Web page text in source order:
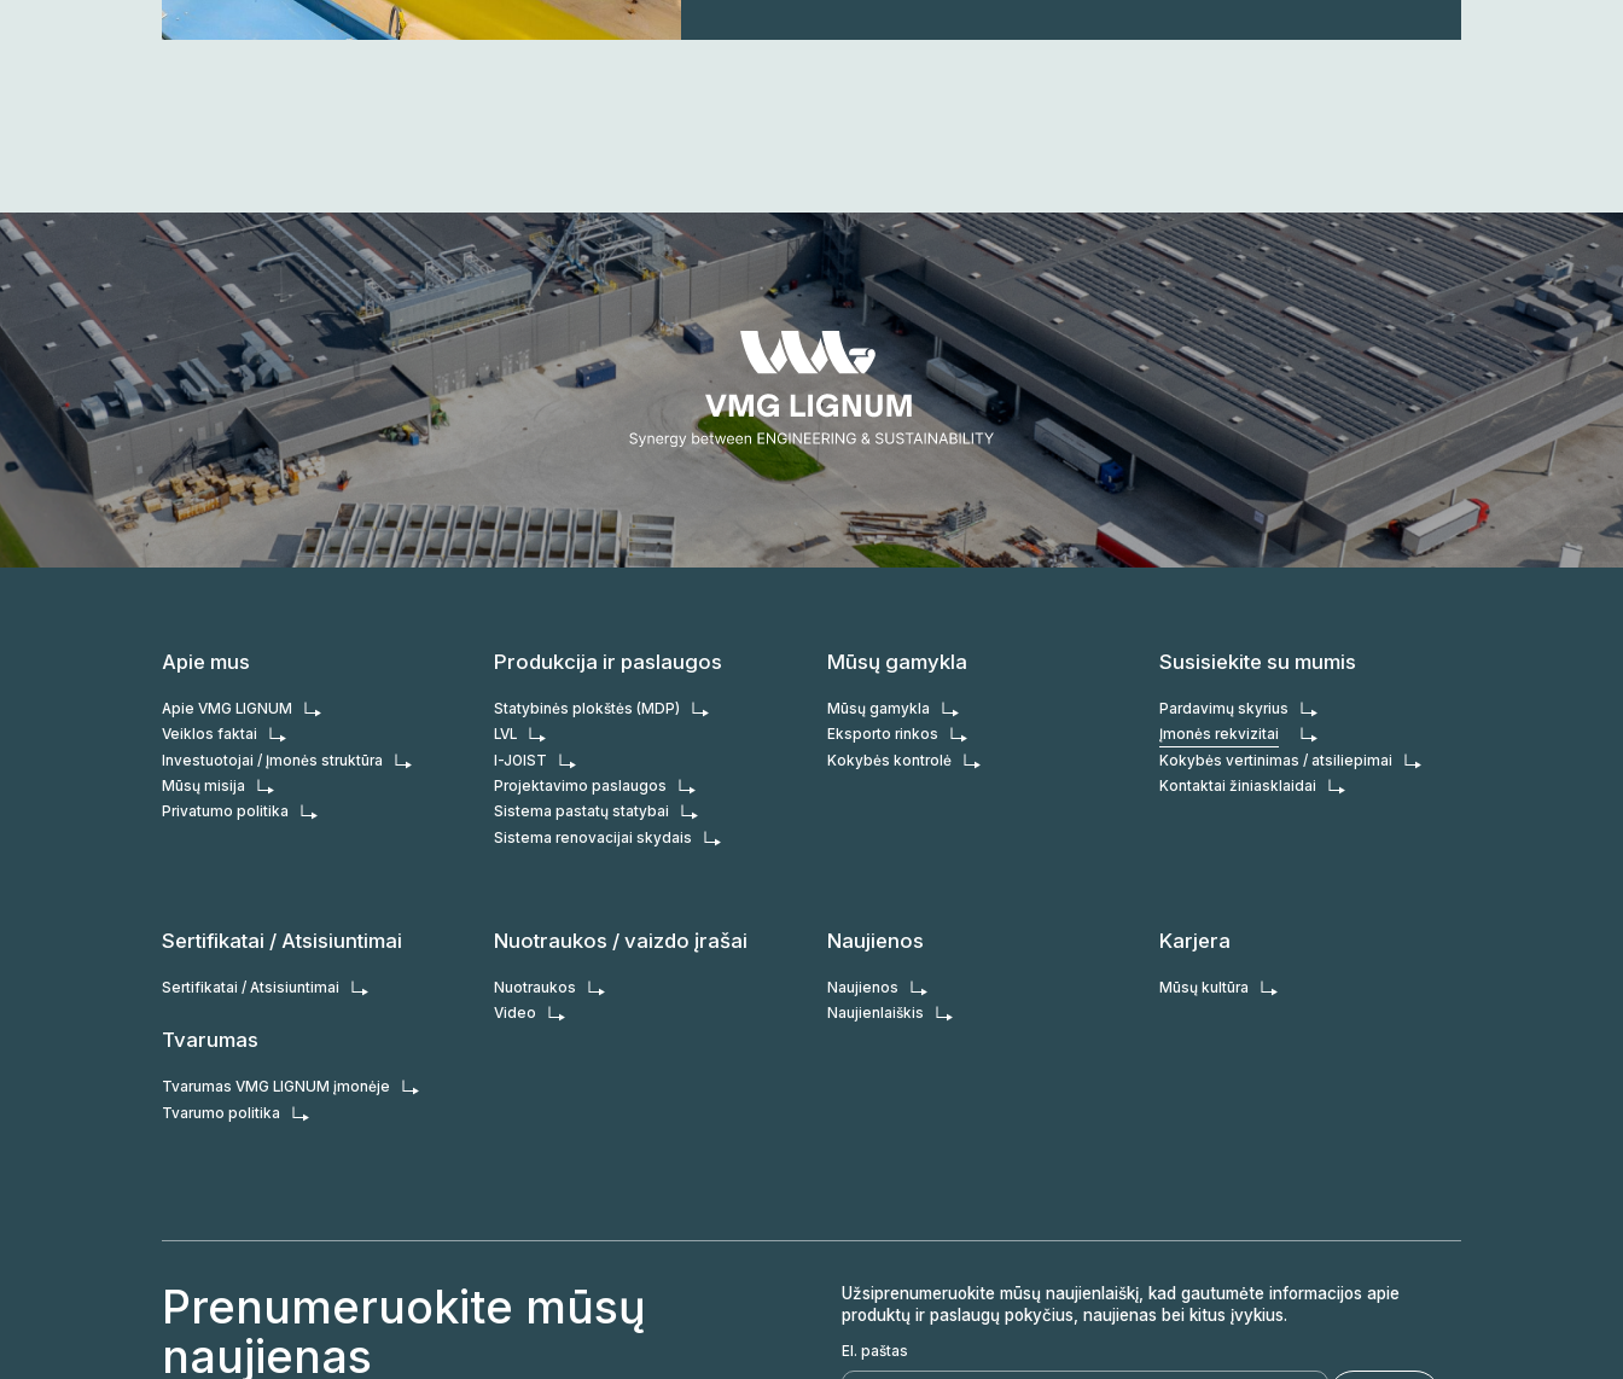
Apie mus
Apie VMG LIGNUM
Veiklos faktai
Investuotojai / Įmonės struktūra
Mūsų misija
Privatumo politika
Produkcija ir paslaugos
Statybinės plokštės (MDP)
LVL
I-JOIST
Projektavimo paslaugos
Sistema pastatų statybai
Sistema renovacijai skydais
Mūsų gamykla
Mūsų gamykla
Eksporto rinkos
Kokybės kontrolė
Susisiekite su mumis
Pardavimų skyrius
Įmonės rekvizitai
Kokybės vertinimas / atsiliepimai
Kontaktai žiniasklaidai
Sertifikatai / Atsisiuntimai
Sertifikatai / Atsisiuntimai
Nuotraukos / vaizdo įrašai
Nuotraukos
Video
Naujienos
Naujienos
Naujienlaiškis
Karjera
Mūsų kultūra
Tvarumas
Tvarumas VMG LIGNUM įmonėje
Tvarumo politika
Prenumeruokite mūsų
naujienas
Užsiprenumeruokite mūsų naujienlaiškį, kad gautumėte informacijos apie
produktų ir paslaugų pokyčius, naujienas bei kitus įvykius.
El. paštas